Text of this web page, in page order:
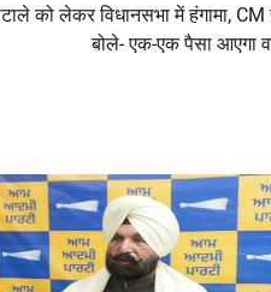
को लेकर विधानसभा में हंगामा, CM
बोले- एक-एक पैसा आएगा